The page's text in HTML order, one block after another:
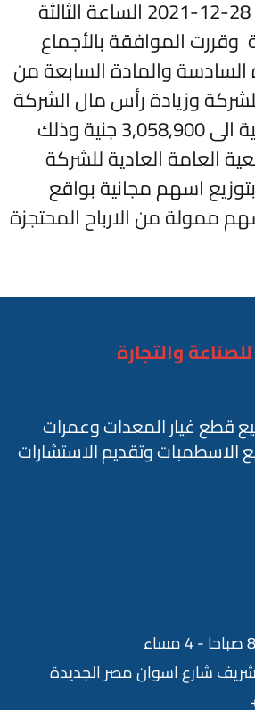
فرتيكا يوم الثلاثاء 28-12-2021 الساعة الثالثة
الموافقة بالأجماع
السادسة والمادة السابعة من
وزيادة رأس مال الشركة
من 2,353,000 جنية الى 3,058,900 جنية وذلك
العامة العادية للشركة
بتارخ 31-3-2021 بتوزيع اسهم مجانية بواقع
ممولة من الارباح المحتجزة
والتجارة
قطع غيار المعدات وعمرات
الاسطمبات وتقديم الاستشارات